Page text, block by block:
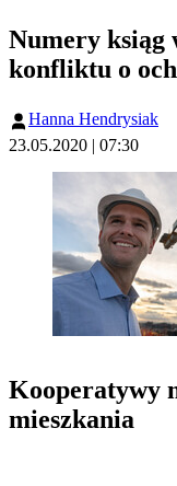
Numery ksiąg
konfliktu o
Hanna Hendrysiak
23.05.2020 | 07:30
Kooperatywy
mieszkania